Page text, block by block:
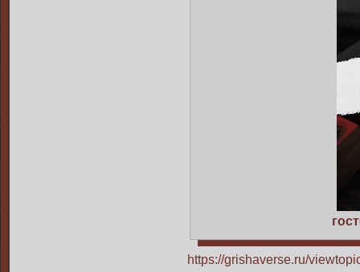
https://grishaverse.ru/